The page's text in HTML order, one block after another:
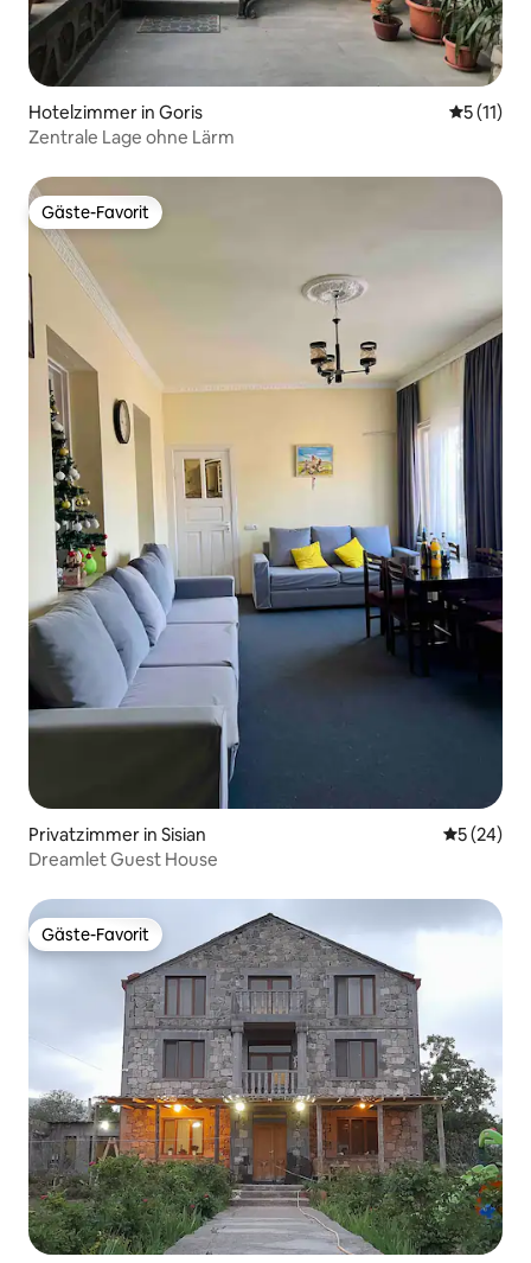
Hotelzimmer in Goris
5 (11)
Zentrale Lage ohne Lärm
Gäste-Favorit
Gäste-Favorit
Privatzimmer in Sisian
5 (24)
Dreamlet Guest House
Gäste-Favorit
Gäste-Favorit